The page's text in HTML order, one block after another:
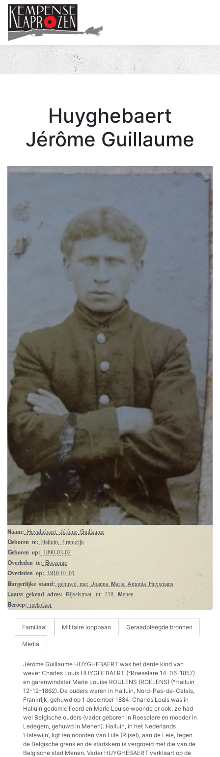
Huyghebaert
Jérôme Guillaume
Naam: Huyghebaert Jérôme Guillaume
Geboren te: Halluin, Frankrijk
Geboren op: 1890-03-02
Overleden te: Boezinge
Overleden op: 1916-07-01
Burgerlijke stand: gehuwd met Joanna Maria Antonia Huysmans
Laatst gekend adres: Rijselstraat, nr. 218, Menen
Beroep: metselaar
Familiaal Militaire loopbaan Geraadpleegde bronnen
Media
Jérôme Guillaume HUYGHEBAERT was het derde kind van
wever Charles Louis HUYGHEBAERT (°Roeselare 14-06-1857)
en garenwindster Marie Louise ROULENS (ROELENS) (°Halluin
12-12-1862). De ouders waren in Halluin, Nord-Pas-de-Calais,
Frankrijk, gehuwd op 1 december 1884. Charles Louis was in
Halluin gedomicilieerd en Marie Louise woonde er ook, ze had
wel Belgische ouders (vader geboren in Roeselare en moeder in
Ledegem, gehuwd in Menen). Halluin, in het Nederlands
‘Halewijn’, ligt ten noorden van Lille (Rijsel), aan de Leie, tegen
de Belgische grens en de stadskern is vergroeid met die van de
Belgische stad Menen. Vader HUYGHEBAERT verklaart op de